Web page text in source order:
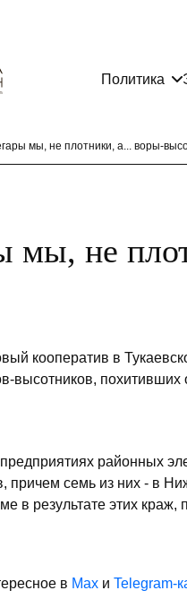
Политика
мы, не плотники, а... воры-
мы, не
кооператив в
высотников,
районных
причем семь из них - в
в результате этих
в Max и Telegram-